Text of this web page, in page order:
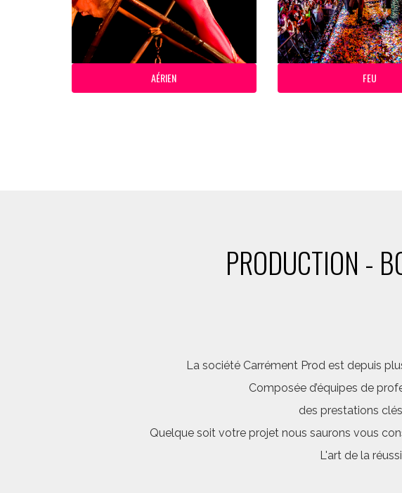
AÉRIEN FEU
PRODUCTION -
La société Carrément Prod est depuis
Composée d’équipes de
des prestations
Quelque soit votre projet nous saurons vous
L'art de la